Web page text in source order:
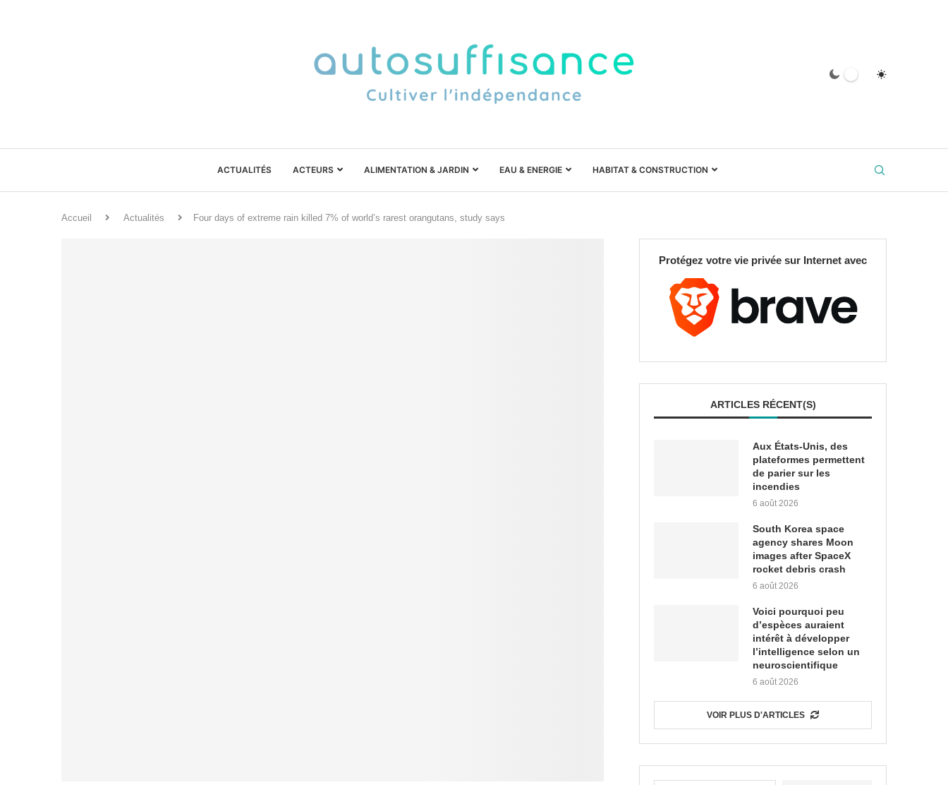
ACTUALITÉS ACTEURS ALIMENTATION & JARDIN EAU & ENERGIE HABITAT & CONSTRUCTION
Accueil Actualités Four days of extreme rain killed 7% of world’s rarest orangutans, study says
Protégez votre vie privée sur Internet avec
ARTICLES RÉCENT(S)
Aux États-Unis, des
plateformes permettent
de parier sur les
incendies
6 août 2026
South Korea space
agency shares Moon
images after SpaceX
rocket debris crash
6 août 2026
Voici pourquoi peu
d’espèces auraient
intérêt à développer
l’intelligence selon un
neuroscientifique
6 août 2026
VOIR PLUS D'ARTICLES